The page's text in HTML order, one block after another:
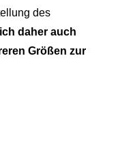
des
daher auch
Größen zur